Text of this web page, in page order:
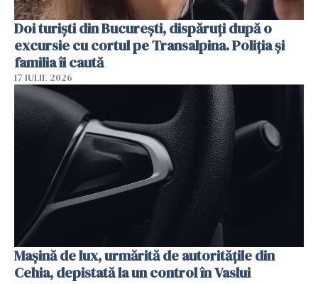
Doi turiști din București, dispăruți după o
excursie cu cortul pe Transalpina. Poliția și
familia îi caută
17 IULIE 2026
Mașină de lux, urmărită de autoritățile din
Cehia, depistată la un control în Vaslui